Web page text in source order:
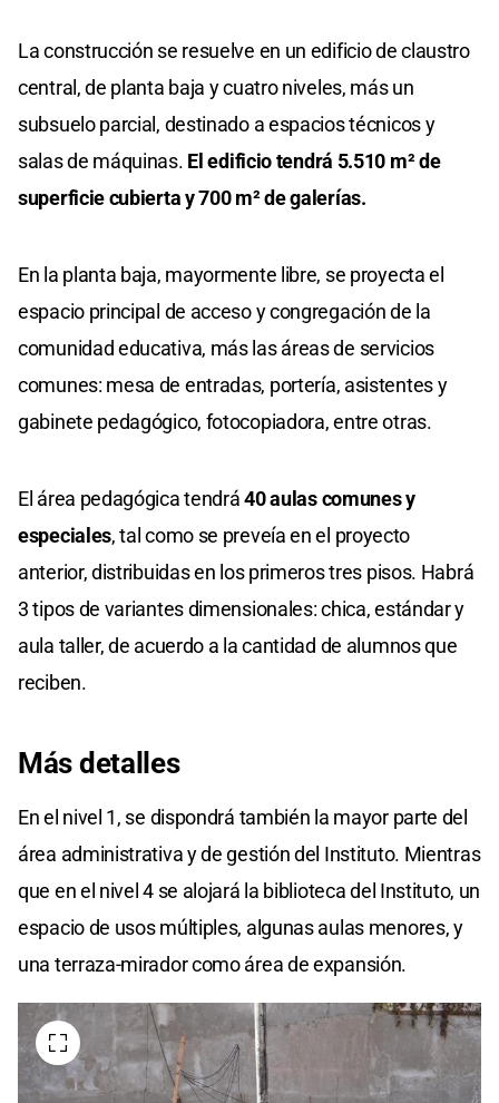
La construcción se resuelve en un edificio de claustro
central, de planta baja y cuatro niveles, más un
subsuelo parcial, destinado a espacios técnicos y
salas de máquinas. El edificio tendrá 5.510 m² de
superficie cubierta y 700 m² de galerías.
En la planta baja, mayormente libre, se proyecta el
espacio principal de acceso y congregación de la
comunidad educativa, más las áreas de servicios
comunes: mesa de entradas, portería, asistentes y
gabinete pedagógico, fotocopiadora, entre otras.
El área pedagógica tendrá40 aulas comunes y
especiales, tal como se preveía en el proyecto
anterior, distribuidas en los primeros tres pisos. Habrá
3 tipos de variantes dimensionales: chica, estándar y
aula taller, de acuerdo a la cantidad de alumnos que
reciben.
Más detalles
En el nivel 1, se dispondrá también la mayor parte del
área administrativa y de gestión del Instituto. Mientras
que en el nivel 4 se alojará la biblioteca del Instituto, un
espacio de usos múltiples, algunas aulas menores, y
una terraza-mirador como área de expansión.